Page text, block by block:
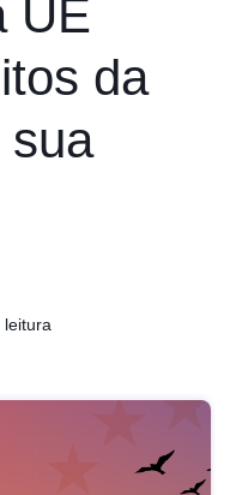
UE
da
sua
leitura